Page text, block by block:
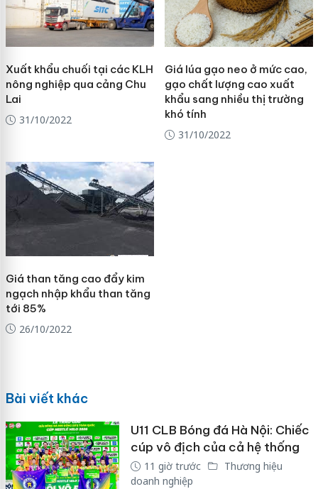
Xuất khẩu chuối tại các KLH
nông nghiệp qua cảng Chu
Lai
31/10/2022
Giá lúa gạo neo ở mức cao,
gạo chất lượng cao xuất
khẩu sang nhiều thị trường
khó tính
31/10/2022
Giá than tăng cao đẩy kim
ngạch nhập khẩu than tăng
tới 85%
26/10/2022
Bài viết khác
U11 CLB Bóng đá Hà Nội: Chiếc
cúp vô địch của cả hệ thống
11 giờ trước
Thương hiệu
doanh nghiệp